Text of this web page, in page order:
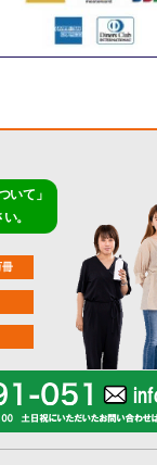
いて」
。
冊